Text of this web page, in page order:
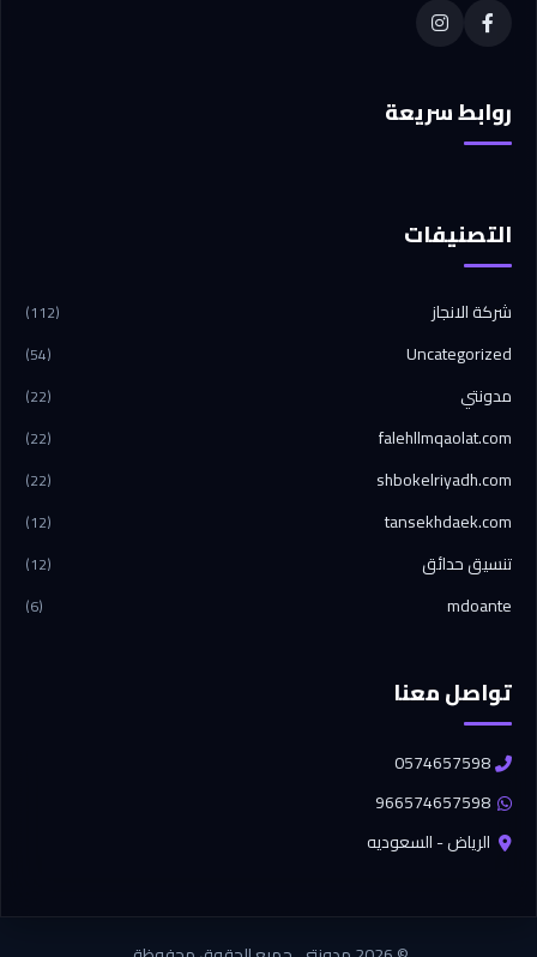
روابط سريعة
التصنيفات
شركة الانجاز (112)
Uncategorized
(54)
مدونتي (22)
falehllmqaolat.com
(22)
shbokelriyadh.com
(22)
tansekhdaek.com
(12)
تنسيق حدائق (12)
mdoante
(6)
تواصل معنا
0574657598
966574657598
الرياض - السعوديه